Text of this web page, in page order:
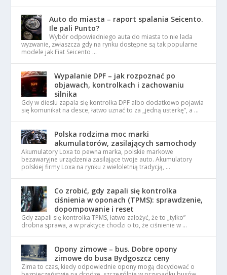
Auto do miasta – raport spalania Seicento.
Ile pali Punto?
Wybór odpowiedniego auta do miasta to nie lada
wyzwanie, zwłaszcza gdy na rynku dostępne są tak popularne
modele jak Fiat Seicento …
Wypalanie DPF – jak rozpoznać po
objawach, kontrolkach i zachowaniu
silnika
Gdy w dieslu zapala się kontrolka DPF albo dodatkowo pojawia
się komunikat na desce, łatwo uznać to za „jedną usterkę”, a …
Polska rodzima moc marki
akumulatorów, zasilających samochody
Akumulatory Loxa to pewna marka, polskie markowe
bezawaryjne urządzenia zasilające twoje auto. Akumulatory
polskiej firmy Loxa na rynku z wieloletnią tradycją, …
Co zrobić, gdy zapali się kontrolka
ciśnienia w oponach (TPMS): sprawdzenie,
dopompowanie i reset
Gdy zapali się kontrolka TPMS, łatwo założyć, że to „tylko”
drobna sprawa, a w praktyce chodzi o to, że ciśnienie w …
Opony zimowe – bus. Dobre opony
zimowe do busa Bydgoszcz ceny
Zima to czas, kiedy odpowiednie opony mogą decydować o